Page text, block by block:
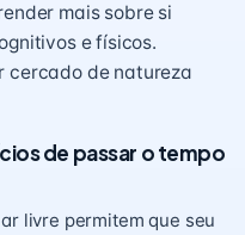
mais sobre si
e físicos.
cercado de natureza
de passar o tempo
livre permitem que seu